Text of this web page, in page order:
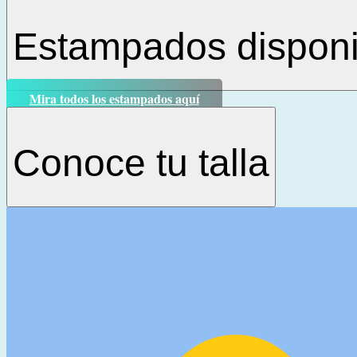
Estampados
Mira todos los estampados aquí
Conoce tu talla